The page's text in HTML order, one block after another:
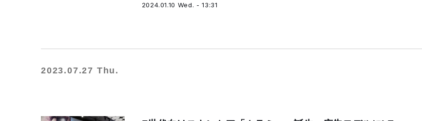
2024.01.10 Wed. - 13:31
2023.07.27 Thu.